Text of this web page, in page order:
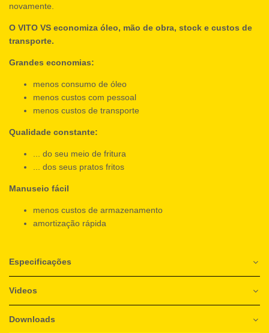
novamente.
O VITO VS economiza óleo, mão de obra, stock e custos de
transporte.
Grandes economias:
menos consumo de óleo
menos custos com pessoal
menos custos de transporte
Qualidade constante:
... do seu meio de fritura
... dos seus pratos fritos
Manuseio fácil
menos custos de armazenamento
amortização rápida
Especificações
Videos
Downloads